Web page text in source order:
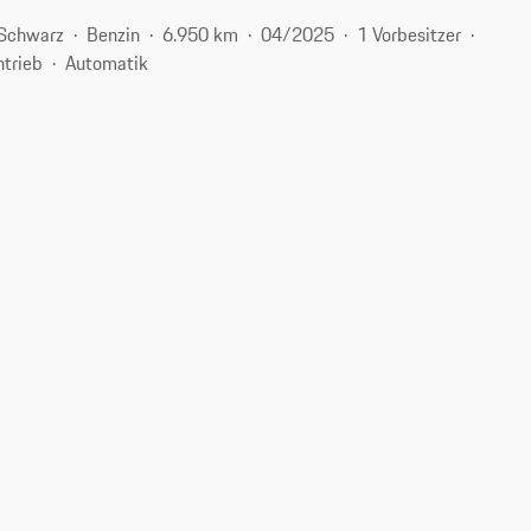
Benzin 6.950 km 04/2025
1 Vorbesitzer
Automatik